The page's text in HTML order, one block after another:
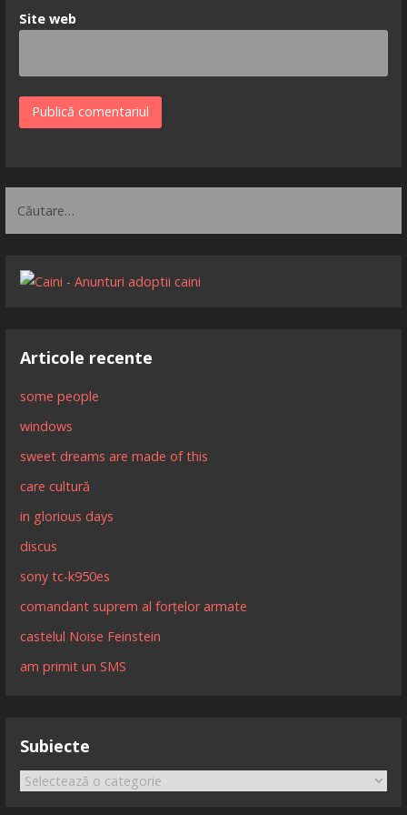
Site web
după:
Articole recente
some people
windows
sweet dreams are made of this
care cultură
in glorious days
discus
sony tc-k950es
comandant suprem al forțelor armate
castelul Noise Feinstein
am primit un SMS
Subiecte
Subiecte